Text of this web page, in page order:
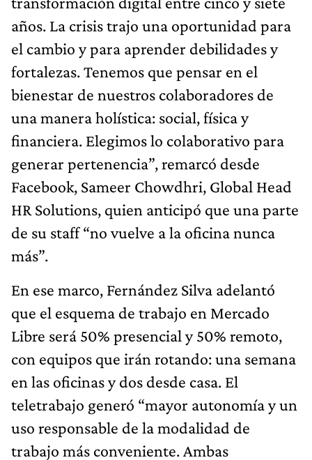
años. La crisis trajo una oportunidad para
el cambio y para aprender debilidades y
fortalezas. Tenemos que pensar en el
bienestar de nuestros colaboradores de
una manera holística: social, física y
financiera. Elegimos lo colaborativo para
generar pertenencia”, remarcó desde
Facebook, Sameer Chowdhri, Global Head
HR Solutions, quien anticipó que una parte
de su staff “no vuelve a la oficina nunca
más”.
En ese marco, Fernández Silva adelantó
que el esquema de trabajo en Mercado
Libre será 50% presencial y 50% remoto,
con equipos que irán rotando: una semana
en las oficinas y dos desde casa. El
teletrabajo generó “mayor autonomía y un
uso responsable de la modalidad de
trabajo más conveniente. Ambas